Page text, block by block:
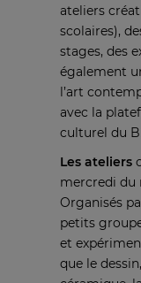
ateliers
scolaires),
stages, des
également
l’art
avec la
culturel du
Les ateliers
mercredi du
Organisés
petits
et
que le